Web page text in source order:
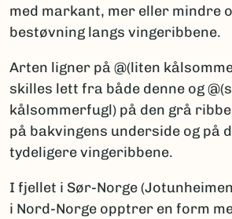
med markant, mer eller mindre
bestøvning langs vingeribbene.
Arten ligner på @(liten
skilles lett fra både denne og
kålsommerfugl) på den grå
på bakvingens underside og på
tydeligere vingeribbene.
I fjellet i Sør-Norge
i Nord-Norge opptrer en form